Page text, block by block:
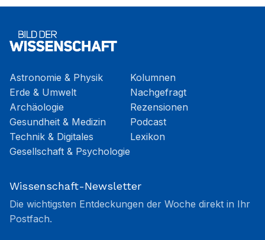
Astronomie & Physik
Erde & Umwelt
Archäologie
Gesundheit & Medizin
Technik & Digitales
Gesellschaft & Psychologie
Kolumnen
Nachgefragt
Rezensionen
Podcast
Lexikon
Wissenschaft-Newsletter
Die wichtigsten Entdeckungen der Woche direkt in Ihr
Postfach.